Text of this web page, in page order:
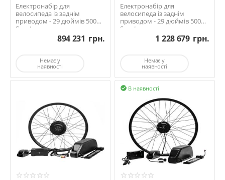
Електронабір для
велосипеда із заднім
приводом - 29 дюймів 500Вт
Sport та акумулятором ...
894 231 грн.
Немає у
наявності
Електронабір для
велосипеда із заднім
приводом - 29 дюймів 500Вт
Sport та акумулятором ...
1 228 679 грн.
Немає у
наявності
В наявності
